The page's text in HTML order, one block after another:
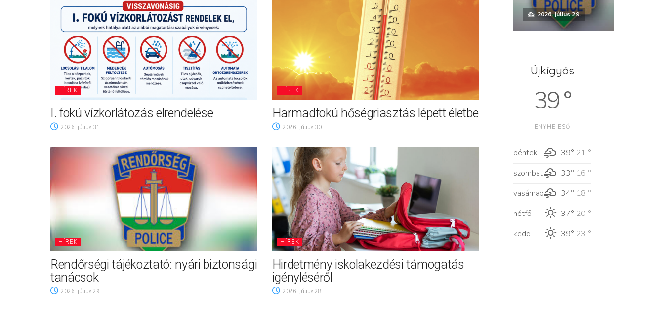
HÍREK
I. fokú vízkorlátozás elrendelése
2026. július 31.
HÍREK
Harmadfokú hőségriasztás lépett életbe
2026. július 30.
HÍREK
Rendőrségi tájékoztató: nyári biztonsági
tanácsok
2026. július 29.
HÍREK
Hirdetmény iskolakezdési támogatás
igényléséről
2026. július 28.
2026. július 29.
Újkígyós
39 °
ENYHE ESŐ
péntek 39° 21 °
szombat
33° 16 °
vasárnap
34° 18 °
hétfő
37° 20 °
kedd
39° 23 °